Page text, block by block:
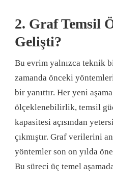
2. Graf Temsil
Gelişti?
Bu evrim yalnızca teknik
zamanda önceki
bir yanıttır. Her yeni
ölçeklenebilirlik, temsil
kapasitesi açısından
çıkmıştır. Graf verilerini
yöntemler son on yılda
Bu süreci üç temel